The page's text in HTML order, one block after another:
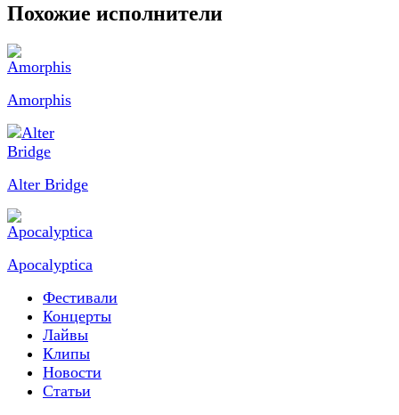
Похожие исполнители
Amorphis
Alter Bridge
Apocalyptica
Фестивали
Концерты
Лайвы
Клипы
Новости
Статьи